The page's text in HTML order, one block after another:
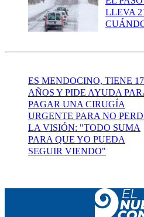
LLEVA
ES MENDOCINO, TIENE 17
AÑOS Y PIDE AYUDA
PAGAR UNA CIRUGÍA
URGENTE PARA NO
LA VISIÓN: "TODO SUMA
PARA QUE YO PUEDA
SEGUIR VIENDO"